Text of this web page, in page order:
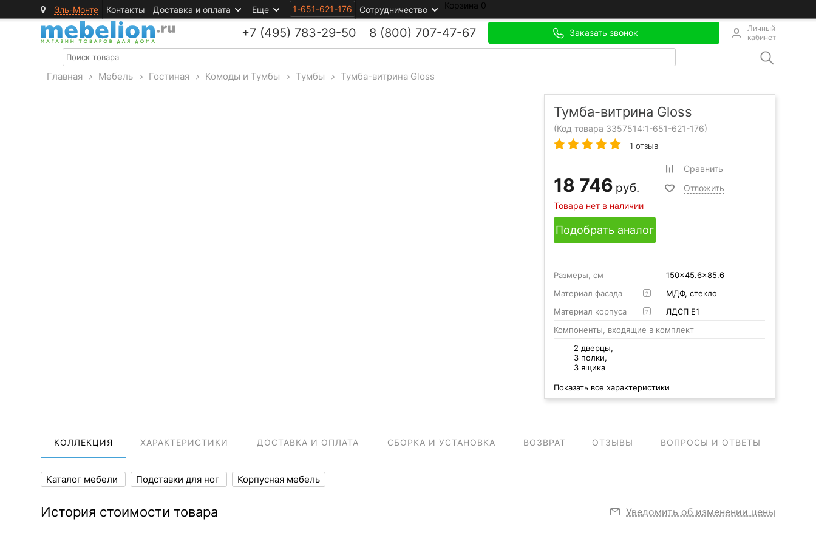
Эль-Монте Контакты Доставка и оплата Еще 1-651-621-176 Сотрудничество Корзина 0
+7 (495) 783-29-50 8 (800) 707-47-67 Заказать звонок
Личный
кабинет
Главная > Мебель > Гостиная > Комоды и Тумбы > Тумбы > Тумба-витрина Gloss
Тумба-витрина Gloss
(Код товара 3357514:1-651-621-176)
1 отзыв
18 746 руб.
Товара нет в наличии
Сравнить
Отложить
Подобрать аналог
Размеры, см
150x45.6x85.6
Материал фасада
?
МДФ, стекло
Материал корпуса
?
ЛДСП Е1
Компоненты, входящие в комплект
2 дверцы,
3 полки,
3 ящика
Показать все характеристики
КОЛЛЕКЦИЯ ХАРАКТЕРИСТИКИ ДОСТАВКА И ОПЛАТА СБОРКА И УСТАНОВКА ВОЗВРАТ ОТЗЫВЫ ВОПРОСЫ И ОТВЕТЫ
Каталог мебели Подставки для ног Корпусная мебель
История стоимости товара Уведомить об изменении цены